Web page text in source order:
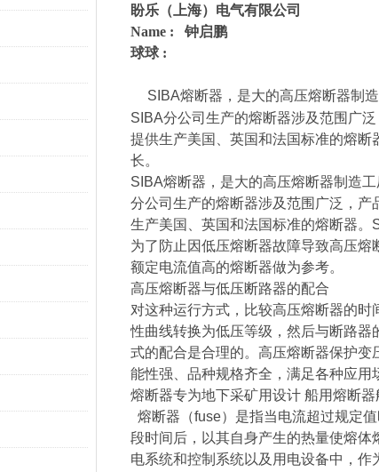
盼乐（上海）电气有限公司
Name : 钟启鹏
球球 :
SIBA熔断器，是大的高压熔断器制
SIBA分公司生产的熔断器涉及范围广
提供生产美国、英国和法国标准的熔
长。
SIBA熔断器，是大的高压熔断器制造
分公司生产的熔断器涉及范围广泛，
生产美国、英国和法国标准的熔断器。
为了防止因低压熔断器故障导致高压
额定电流值高的熔断器做为参考。
高压熔断器与低压断路器的配合
对这种运行方式，比较高压熔断器的
性曲线转换为低压等级，然后与断路
式的配合是合理的。高压熔断器保护
能性强、品种规格齐全，满足各种应
熔断器专为地下采矿用设计 船用熔断
熔断器（fuse）是指当电流超过规定
段时间后，以其自身产生的热量使熔
电系统和控制系统以及用电设备中，作